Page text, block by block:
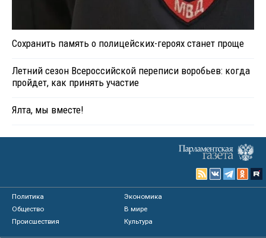
Сохранить память о полицейских-героях станет проще
Летний сезон Всероссийской переписи воробьев: когда
пройдет, как принять участие
Ялта, мы вместе!
Политика
Экономика
Общество
В мире
Происшествия
Культура